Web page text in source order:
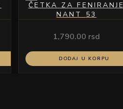
ČETKA ZA FENIRANJE
NANT 53
1,790.00 rsd
DODAJ U KORPU